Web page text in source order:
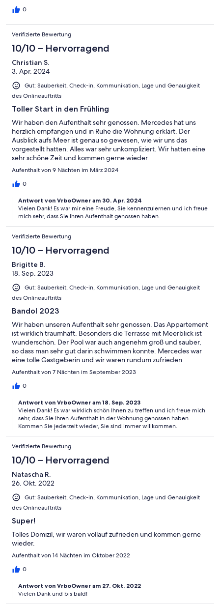
Buchten. Wir haben den Urlaub dort sehr genossen.
0
Verifizierte Bewertung
10/10 – Hervorragend
Christian S.
3. Apr. 2024
Gut: Sauberkeit, Check-in, Kommunikation, Lage und Genauigkeit
des Onlineauftritts
Toller Start in den Frühling
Wir haben den Aufenthalt sehr genossen. Mercedes hat uns
herzlich empfangen und in Ruhe die Wohnung erklärt. Der
Ausblick aufs Meer ist genau so gewesen, wie wir uns das
vorgestellt hatten. Alles war sehr unkompliziert. Wir hatten eine
sehr schöne Zeit und kommen gerne wieder.
Aufenthalt von 9 Nächten im März 2024
0
Antwort von VrboOwner am 30. Apr. 2024
Vielen Dank! Es war mir eine Freude, Sie kennenzulernen und ich freue
mich sehr, dass Sie Ihren Aufenthalt genossen haben.
Verifizierte Bewertung
10/10 – Hervorragend
Brigitte B.
18. Sep. 2023
Gut: Sauberkeit, Check-in, Kommunikation, Lage und Genauigkeit
des Onlineauftritts
Bandol 2023
Wir haben unseren Aufenthalt sehr genossen. Das Appartement
ist wirklich traumhaft. Besonders die Terrasse mit Meerblick ist
wunderschön. Der Pool war auch angenehm groß und sauber,
so dass man sehr gut darin schwimmen konnte. Mercedes war
eine tolle Gastgeberin und wir waren rundum zufrieden
Aufenthalt von 7 Nächten im September 2023
0
Antwort von VrboOwner am 18. Sep. 2023
Vielen Dank! Es war wirklich schön Ihnen zu treffen und ich freue mich
sehr, dass Sie Ihren Aufenthalt in der Wohnung genossen haben.
Kommen Sie jederzeit wieder, Sie sind immer willkommen.
Verifizierte Bewertung
10/10 – Hervorragend
Natascha R.
26. Okt. 2022
Gut: Sauberkeit, Check-in, Kommunikation, Lage und Genauigkeit
des Onlineauftritts
Super!
Tolles Domizil, wir waren vollauf zufrieden und kommen gerne
wieder.
Aufenthalt von 14 Nächten im Oktober 2022
0
Antwort von VrboOwner am 27. Okt. 2022
Vielen Dank und bis bald!